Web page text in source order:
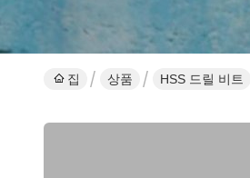
집 상품 HSS 드릴 비트